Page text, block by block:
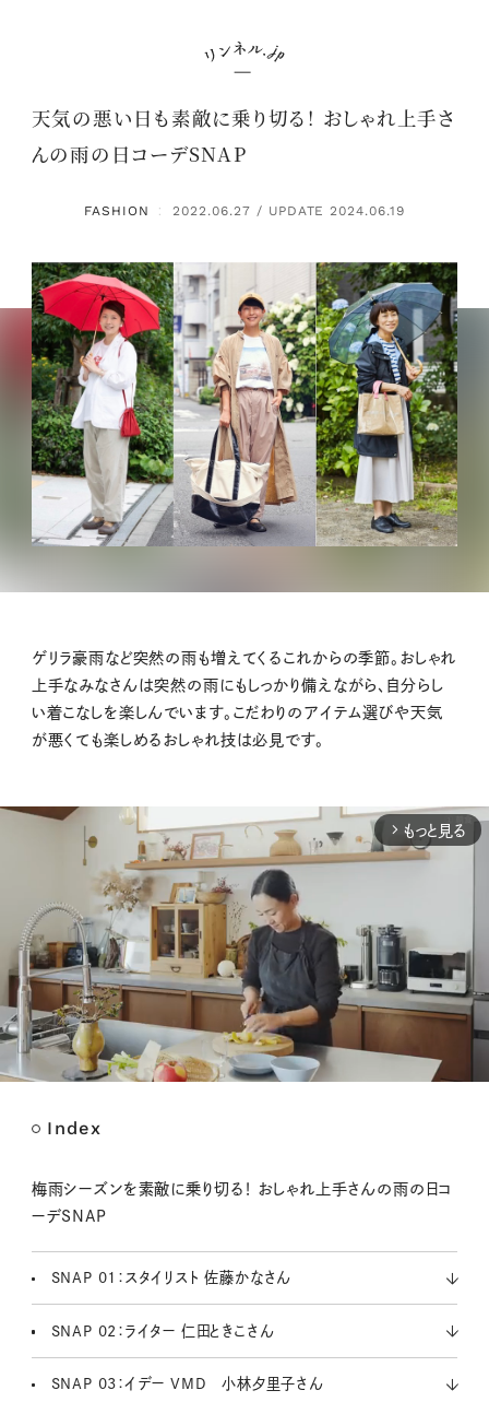
天気の悪い日も素敵に乗り切る！ おしゃれ上手さ
んの雨の日コーデSNAP
FASHION ： 2022.06.27 / UPDATE 2024.06.19
ゲリラ豪雨など突然の雨も増えてくるこれからの季節。おしゃれ
上手なみなさんは突然の雨にもしっかり備えながら、自分らし
い着こなしを楽しんでいます。こだわりのアイテム選びや天気
が悪くても楽しめるおしゃれ技は必見です。
arrow_forward_ios もっと見る
t
Index
梅雨シーズンを素敵に乗り切る！ おしゃれ上手さんの雨の日コ
ーデSNAP
SNAP 01：スタイリスト 佐藤かなさん
SNAP 02：ライター 仁田ときこさん
SNAP 03：イデー VMD 小林夕里子さん